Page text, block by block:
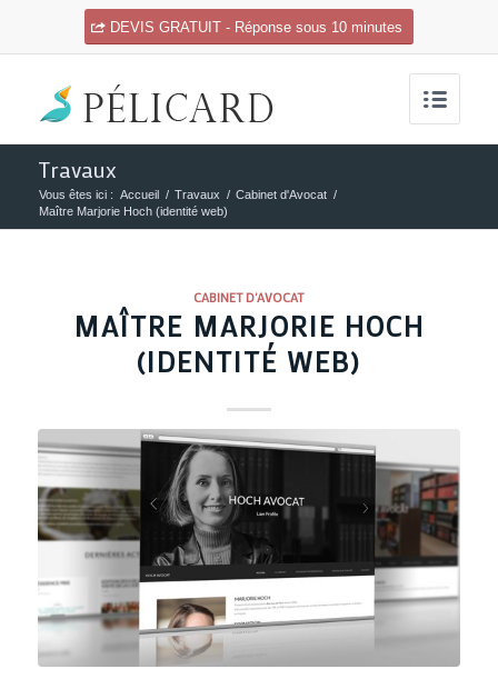
DEVIS GRATUIT - Réponse sous 10 minutes
Travaux
Vous êtes ici : Accueil / Travaux / Cabinet d'Avocat /
Maître Marjorie Hoch (identité web)
CABINET D'AVOCAT
MAÎTRE MARJORIE HOCH
(IDENTITÉ WEB)